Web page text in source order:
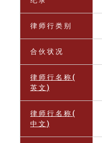
律 师 行 类 别
合 伙 状 况
律 师 行 名 称 (
英 文 )
律 师 行 名 称 (
中 文 )